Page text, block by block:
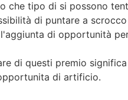
che tipo di si possono
di puntare a
di opportunità
di questi premio
di artificio.